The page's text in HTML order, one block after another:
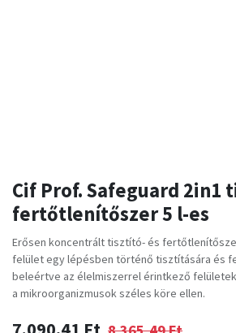
Cif Prof. Safeguard 2in1
fertőtlenítőszer 5 l-es
Erősen koncentrált tisztító- és
felület egy lépésben történő tisztítására és
beleértve az élelmiszerrel érintkező
a mikroorganizmusok széles köre ellen.